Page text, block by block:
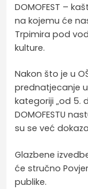
DOMOFEST –
na kojemu će
Trpimira pod
kulture.
Nakon što je u
prednatjecanje
kategoriji „od 5.
DOMOFESTU
su se već
Glazbene
će stručno
publike.